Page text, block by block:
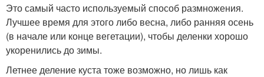
Это самый часто используемый способ размножения.
Лучшее время для этого либо весна, либо ранняя осень
(в начале или конце вегетации), чтобы деленки хорошо
укоренились до зимы.
Летнее деление куста тоже возможно, но лишь как